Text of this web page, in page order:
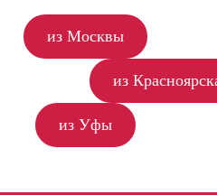
из Москвы
из
из Уфы